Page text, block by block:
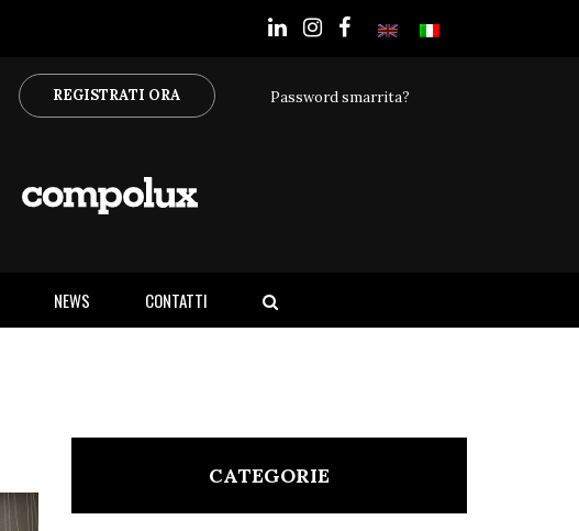
REGISTRATI ORA Password smarrita?
NEWS CONTATTI
CATEGORIE